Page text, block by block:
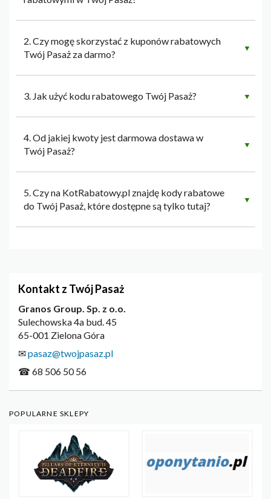
2. Czy mogę skorzystać z kuponów rabatowych
Twój Pasaż za darmo?
▼
3. Jak użyć kodu rabatowego Twój Pasaż? ▼
4. Od jakiej kwoty jest darmowa dostawa w
Twój Pasaż?
▼
5. Czy na KotRabatowy.pl znajdę kody rabatowe
do Twój Pasaż, które dostępne są tylko tutaj?
▼
Kontakt z Twój Pasaż
Granos Group. Sp. z o.o.
Sulechowska 4a bud. 45
65-001 Zielona Góra
✉pasaz@twojpasaz.pl
☎ 68 506 50 56
POPULARNE SKLEPY